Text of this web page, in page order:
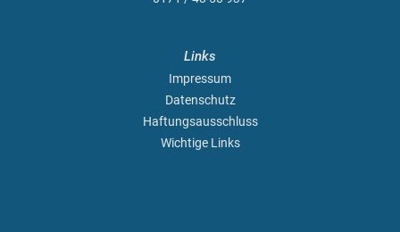
Links
Impressum
Datenschutz
Haftungsausschluss
Wichtige Links